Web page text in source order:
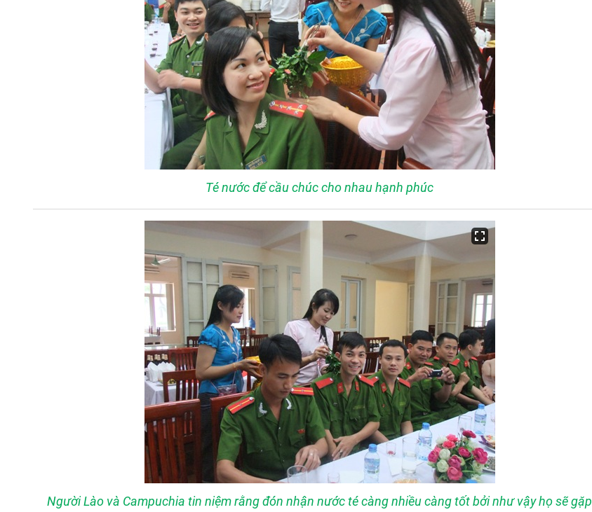
Té nước để cầu chúc cho nhau hạnh phúc
Người Lào và Campuchia tin niệm rằng đón nhận nước té càng nhiều càng tốt bởi như vậy họ sẽ gặp